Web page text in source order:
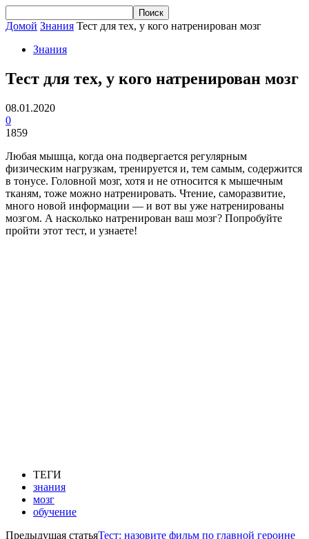
Домой Знания Тест для тех, у кого натренирован мозг
Знания
Тест для тех, у кого натренирован мозг
08.01.2020
0
1859
Любая мышца, когда она подвергается регулярным
физическим нагрузкам, тренируется и, тем самым, содержится
в тонусе. Головной мозг, хотя и не относится к мышечным
тканям, тоже можно натренировать. Чтение, саморазвитие,
много новой информации — и вот вы уже натренированы
мозгом. А насколько натренирован ваш мозг? Попробуйте
пройти этот тест, и узнаете!
ТЕГИ
знания
мозг
обучение
Предыдущая статьяТест: назовите фильм по главной героине